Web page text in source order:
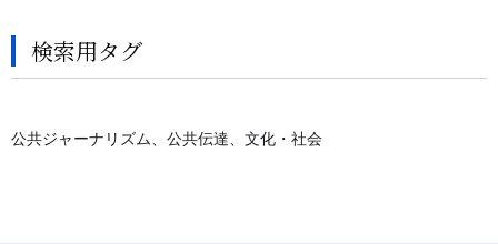
検索用タグ
公共ジャーナリズム、公共伝達、文化・社会